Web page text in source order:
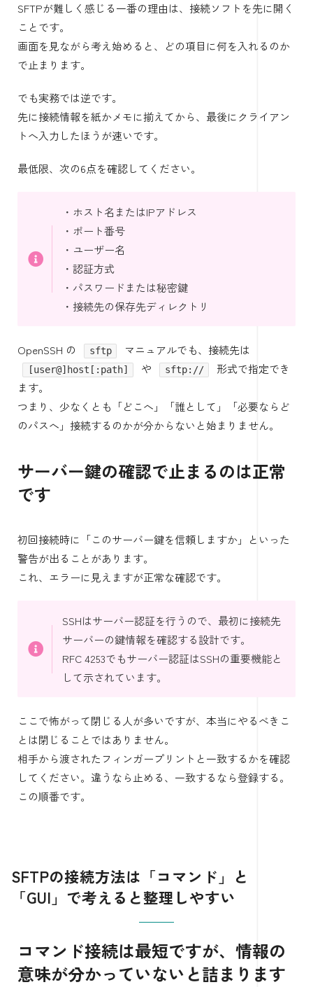
SFTPが難しく感じる一番の理由は、接続ソフトを先に開く
ことです。
画面を見ながら考え始めると、どの項目に何を入れるのか
で止まります。
でも実務では逆です。
先に接続情報を紙かメモに揃えてから、最後にクライアン
トへ入力したほうが速いです。
最低限、次の6点を確認してください。
・ホスト名またはIPアドレス
・ポート番号
・ユーザー名
・認証方式
・パスワードまたは秘密鍵
・接続先の保存先ディレクトリ
OpenSSH の sftp マニュアルでも、接続先は
[user@]host[:path] や sftp://
形式で指定でき
ます。
つまり、少なくとも「どこへ」「誰として」「必要ならど
のパスへ」接続するのかが分からないと始まりません。
サーバー鍵の確認で止まるのは正常
です
初回接続時に「このサーバー鍵を信頼しますか」といった
警告が出ることがあります。
これ、エラーに見えますが正常な確認です。
SSHはサーバー認証を行うので、最初に接続先
サーバーの鍵情報を確認する設計です。
RFC 4253でもサーバー認証はSSHの重要機能と
して示されています。
ここで怖がって閉じる人が多いですが、本当にやるべきこ
とは閉じることではありません。
相手から渡されたフィンガープリントと一致するかを確認
してください。違うなら止める、一致するなら登録する。
この順番です。
SFTPの接続方法は「コマンド」と
「GUI」で考えると整理しやすい
コマンド接続は最短ですが、情報の
意味が分かっていないと詰まります